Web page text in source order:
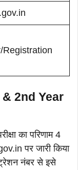
Registration
2nd Year
का परिणाम 4
पर जारी किया
नंबर से इसे